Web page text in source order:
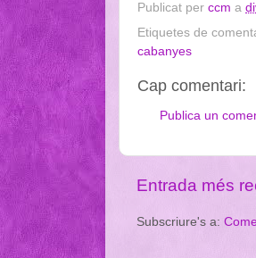
Publicat per ccm a
Etiquetes de
cabanyes
Cap comentari:
Publica un
Entrada més
Subscriure's a: